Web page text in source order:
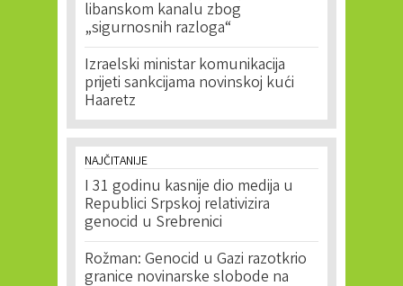
libanskom kanalu zbog
„sigurnosnih razloga“
Izraelski ministar komunikacija
prijeti sankcijama novinskoj kući
Haaretz
NAJČITANIJE
I 31 godinu kasnije dio medija u
Republici Srpskoj relativizira
genocid u Srebrenici
Rožman: Genocid u Gazi razotkrio
granice novinarske slobode na